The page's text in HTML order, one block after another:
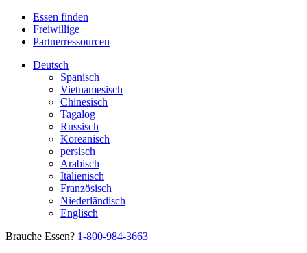
Essen finden
Freiwillige
Partnerressourcen
Deutsch
Spanisch
Vietnamesisch
Chinesisch
Tagalog
Russisch
Koreanisch
persisch
Arabisch
Italienisch
Französisch
Niederländisch
Englisch
Brauche Essen? 1-800-984-3663